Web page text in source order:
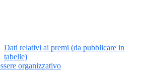
Dati relativi ai premi (da pubblicare in
tabelle)
organizzativo